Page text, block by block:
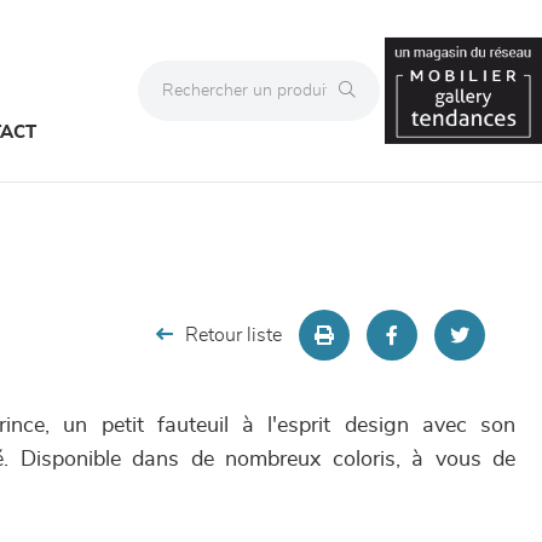
Retour liste
un petit fauteuil à l'esprit design avec son
Disponible dans de nombreux coloris, à vous de